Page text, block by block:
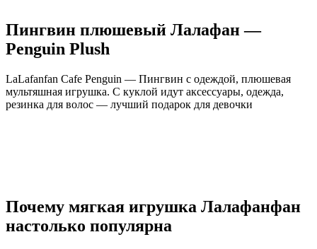
Пингвин плюшевый Лалафан —
Penguin Plush
LaLafanfan Cafe Penguin — Пингвин с одеждой, плюшевая
мультяшная игрушка. С куклой идут аксессуары, одежда,
резинка для волос — лучший подарок для девочки
Почему мягкая игрушка Лалафанфан
настолько популярна